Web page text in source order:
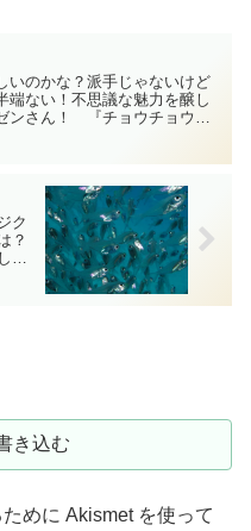
いのかな？派手じゃないけど
端ない！不思議な魅力を醸し
ンさん！ 『チョウチョウウ
ク
？
！
き込む
めに Akismet を使って